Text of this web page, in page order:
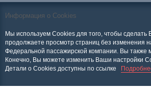
Информация о Cookies
Мы используем Cookies для того, чтобы
продолжаете просмотр страниц без изменения
Федеральной пассажирской компании. Вы
Конечно, Вы можете изменить Ваши настройки
Детали о Cookies доступны по ссылке